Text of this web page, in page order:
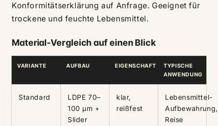
Konformitätserklärung auf Anfrage. Geeignet für
trockene und feuchte Lebensmittel.
Material-Vergleich auf einen Blick
VARIANTE AUFBAU EIGENSCHAFT
TYPISCHE
ANWENDUNG
Standard
LDPE 70–
100 µm +
Slider
klar,
reißfest
Lebensmittel-
Aufbewahrung,
Reise